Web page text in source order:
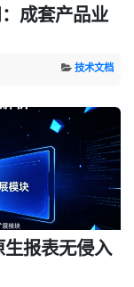
成套产品业
技术文档
报表无侵入